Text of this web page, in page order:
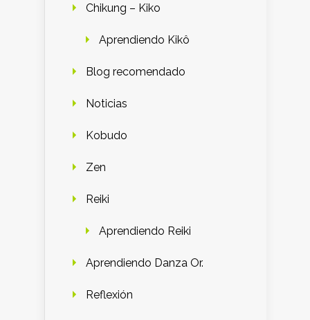
Chikung – Kiko
Aprendiendo Kikô
Blog recomendado
Noticias
Kobudo
Zen
Reiki
Aprendiendo Reiki
Aprendiendo Danza Or.
Reflexión